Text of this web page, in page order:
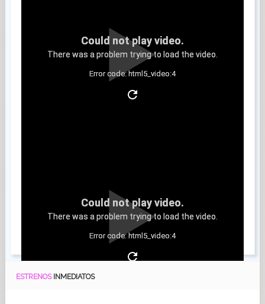
Could not play video.
There was a problem trying to load the video.
Error code: html5_video:4
Could not play video.
There was a problem trying to load the video.
Error code: html5_video:4
ESTRENOS INMEDIATOS